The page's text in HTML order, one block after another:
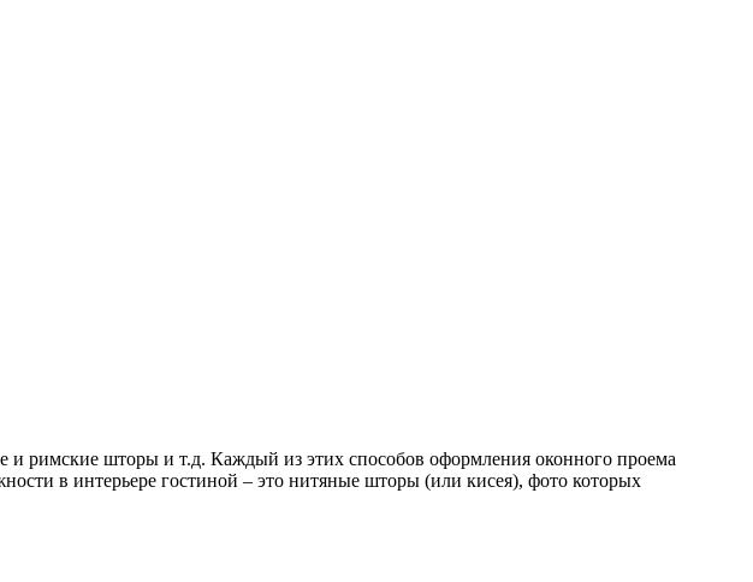
и римские шторы и т.д. Каждый из этих способов оформления оконного проема
в интерьере гостиной – это нитяные шторы (или кисея), фото которых